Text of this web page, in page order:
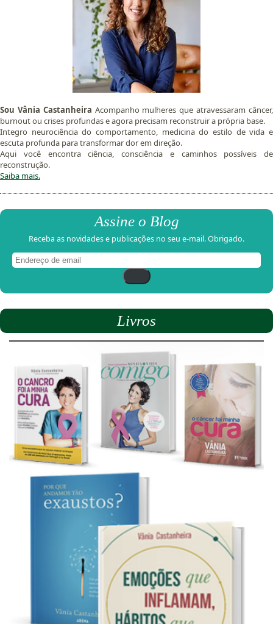
Sou Vânia Castanheira Acompanho mulheres que atravessaram câncer,
burnout ou crises profundas e agora precisam reconstruir a própria base.
Integro neurociência do comportamento, medicina do estilo de vida e
escuta profunda para transformar dor em direção.
Aqui você encontra ciência, consciência e caminhos possíveis de
reconstrução.
Saiba mais.
Assine o Blog
Receba as novidades e publicações no seu e-mail. Obrigado.
de
email
Livros